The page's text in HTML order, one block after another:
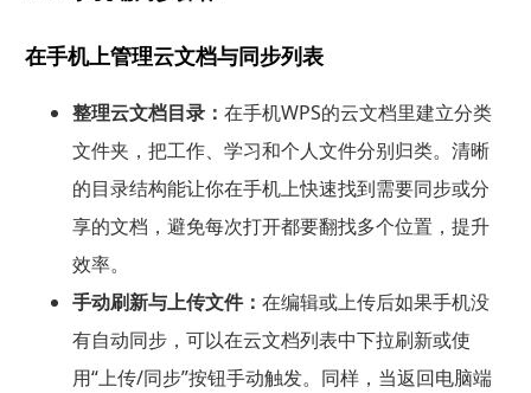
在手机上管理云文档与同步列表
整理云文档目录： 在手机WPS的云文档里建立分类
文件夹，把工作、学习和个人文件分别归类。清晰
的目录结构能让你在手机上快速找到需要同步或分
享的文档，避免每次打开都要翻找多个位置，提升
效率。
手动刷新与上传文件： 在编辑或上传后如果手机没
有自动同步，可以在云文档列表中下拉刷新或使
用“上传/同步”按钮手动触发。同样，当返回电脑端